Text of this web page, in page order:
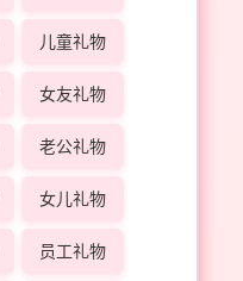
儿童礼物
女友礼物
老公礼物
女儿礼物
员工礼物